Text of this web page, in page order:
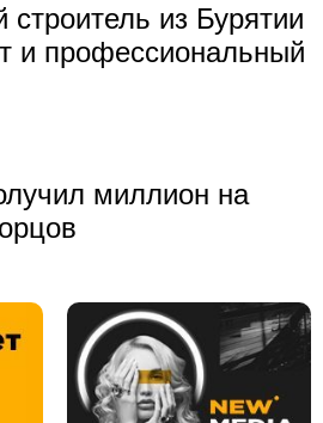
из Бурятии
и профессиональный
миллион на